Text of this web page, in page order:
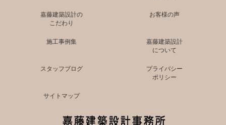
嘉藤建築設計の
こだわり
お客様の声
施工事例集
嘉藤建築設計
について
スタッフブログ
プライバシー
ポリシー
サイトマップ